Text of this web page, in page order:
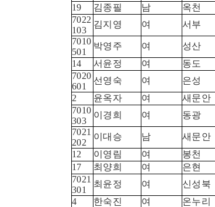
19
김종필 남
옥천
7022
103
김지영 여
서부
7010
501
박영주 여
성산
14
서윤정 여
동도
7020
601
선영숙 여
은성
2
윤옥자 여
새문안
7010
303
이경희 여
동광
7021
202
이대승 남
새문안
12
이영림 여
봉천
17
최양희 여
은현
7021
301
최윤정 여
신성북
4
한숙진 여
온누리